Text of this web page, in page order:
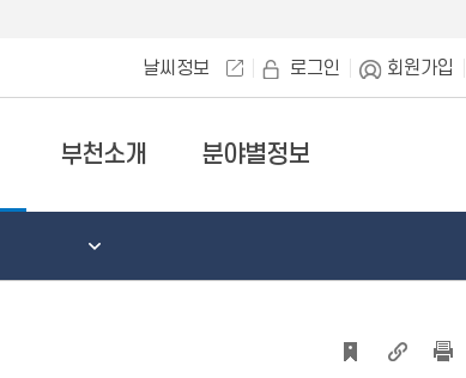
날씨정보 로그인 회원가입
부천소개 분야별정보